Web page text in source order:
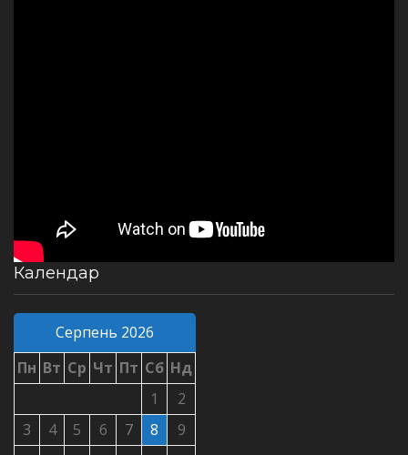
Календар
Серпень 2026
Пн Вт Ср Чт Пт Сб Нд
1
2
3
4 5 6 7 8
9